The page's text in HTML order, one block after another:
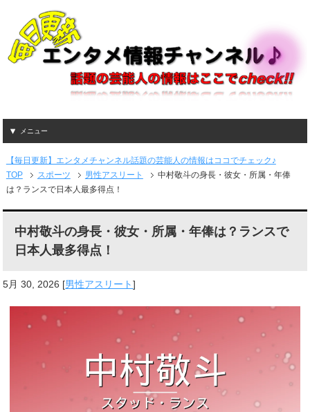
メニュー
【毎日更新】エンタメチャンネル話題の芸能人の情報はココでチェック♪
TOP
スポーツ 男性アスリート
中村敬斗の身長・彼女・所属・年俸
は？ランスで日本人最多得点！
中村敬斗の身長・彼女・所属・年俸は？ランスで
日本人最多得点！
5月 30, 2026 [男性アスリート]